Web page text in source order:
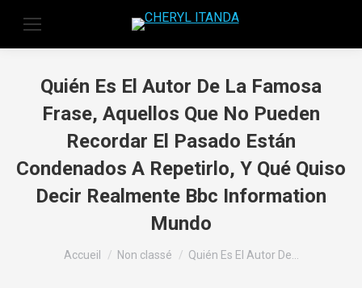
Quién Es El Autor De La Famosa
Frase, Aquellos Que No Pueden
Recordar El Pasado Están
Condenados A Repetirlo, Y Qué Quiso
Decir Realmente Bbc Information
Mundo
Vous êtes ici :
Accueil Non classé Quién Es El Autor De…